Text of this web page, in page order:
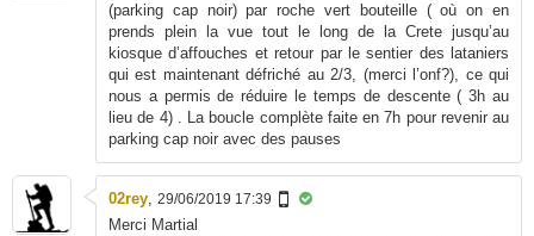
(parking cap noir) par roche vert bouteille ( où on en
prends plein la vue tout le long de la Crete jusqu’au
kiosque d’affouches et retour par le sentier des lataniers
qui est maintenant défriché au 2/3, (merci l’onf?), ce qui
nous a permis de réduire le temps de descente ( 3h au
lieu de 4) . La boucle complète faite en 7h pour revenir au
parking cap noir avec des pauses
02rey, 29/06/2019 17:39
Merci Martial